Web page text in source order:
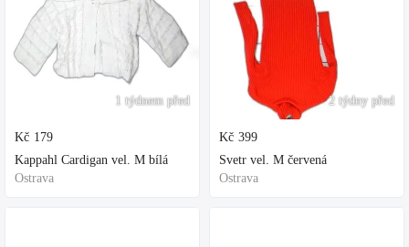
1 týdnem před
Kč 179
Kappahl Cardigan vel. M bílá
Ostrava
2 týdny před
Kč 399
Svetr vel. M červená
Ostrava